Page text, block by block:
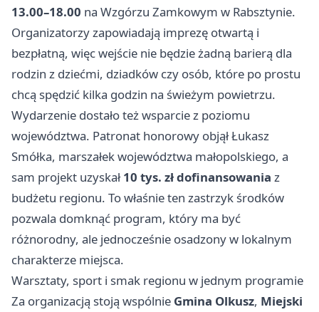
13.00–18.00 na Wzgórzu Zamkowym w Rabsztynie.
Organizatorzy zapowiadają imprezę otwartą i
bezpłatną, więc wejście nie będzie żadną barierą dla
rodzin z dziećmi, dziadków czy osób, które po prostu
chcą spędzić kilka godzin na świeżym powietrzu.
Wydarzenie dostało też wsparcie z poziomu
województwa. Patronat honorowy objął Łukasz
Smółka, marszałek województwa małopolskiego, a
sam projekt uzyskał10 tys. zł dofinansowania z
budżetu regionu. To właśnie ten zastrzyk środków
pozwala domknąć program, który ma być
różnorodny, ale jednocześnie osadzony w lokalnym
charakterze miejsca.
Warsztaty, sport i smak regionu w jednym programie
Za organizacją stoją wspólnie Gmina Olkusz, Miejski